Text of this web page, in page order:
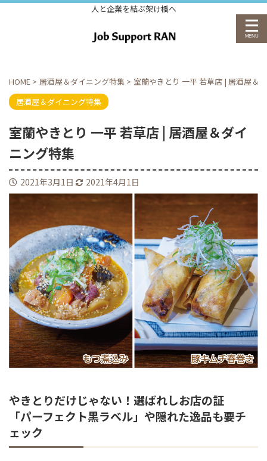
人と企業を結ぶ架け橋へ
HOME > 居酒屋＆ダイニング特集 > 室蘭やきとり 一平 若草店 | 居酒屋＆
居酒屋＆ダイニング特集
室蘭やきとり 一平 若草店 | 居酒屋＆ダイ
ニング特集
2021年3月1日 2021年4月1日
やきとりだけじゃない！選ばれしお店の証
「パーフェクト黒ラベル」や隠れた逸品も要チ
ェック